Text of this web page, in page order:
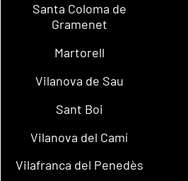
Santa Coloma de
Gramenet
Martorell
Vilanova de Sau
Sant Boi
Vilanova del Camí
Vilafranca del Penedès